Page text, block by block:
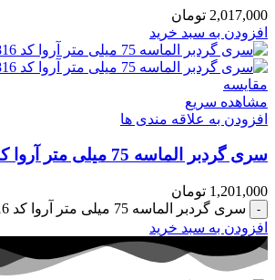
2,017,000 تومان
افزودن به سبد خرید
مقایسه
مشاهده سریع
افزودن به علاقه مندی ها
سری گردبر الماسه 75 میلی متر آروا کد 7816
1,201,000 تومان
سری گردبر الماسه 75 میلی متر آروا کد 7816 عدد
افزودن به سبد خرید